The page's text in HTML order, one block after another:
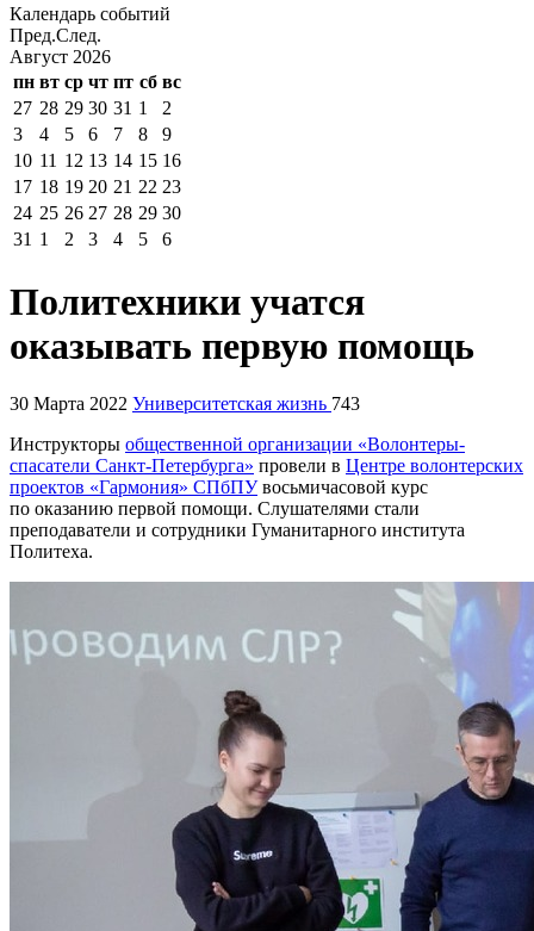
Календарь событий
Пред.След.
Август 2026
пн вт ср чт пт сб вс
27 28 29 30 31 1
2
3
4 5 6 7 8
9
10 11 12 13 14 15 16
17 18 19 20 21 22 23
24 25 26 27 28 29 30
31 1 2 3 4 5 6
Политехники учатся
оказывать первую помощь
30 Марта 2022 Университетская жизнь 743
Инструкторы общественной организации «Волонтеры-
спасатели Санкт-Петербурга» провели в Центре волонтерских
проектов «Гармония» СПбПУвосьмичасовой курс
по оказанию первой помощи. Слушателями стали
преподаватели и сотрудники Гуманитарного института
Политеха.